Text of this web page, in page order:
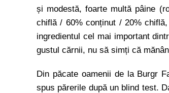
și modestă, foarte multă pâine
chiflă / 60% conținut / 20%
ingredientul cel mai important
gustul cărnii, nu să simți că
Din păcate oamenii de la Burgr
spus părerile după un blind test.